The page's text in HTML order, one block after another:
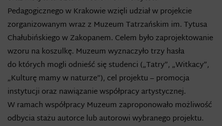
Pedagogicznego w Krakowie wzięli udział w projekcie
zorganizowanym wraz z Muzeum Tatrzańskim im. Tytusa
Chałubińskiego w Zakopanem. Celem było zaprojektowanie
wzoru na koszulkę. Muzeum wyznaczyło trzy hasła
do których mogli odnieść się studenci („Tatry”, „Witkacy”,
„Kulturę mamy w naturze”), cel projektu – promocja
instytucji oraz nawiązanie współpracy artystycznej.
W ramach współpracy Muzeum zaproponowało możliwość
odbycia stażu autorce lub autorowi wybranego projektu.